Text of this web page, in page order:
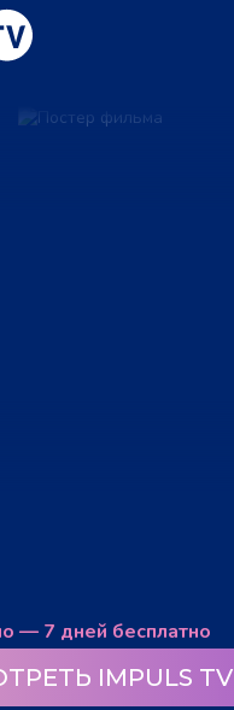
— 7 дней бесплатно
IMPULS TV